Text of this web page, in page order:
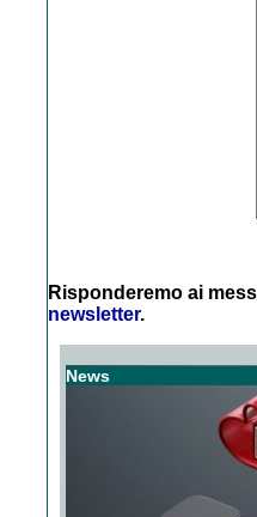
Risponderemo ai
newsletter.
News